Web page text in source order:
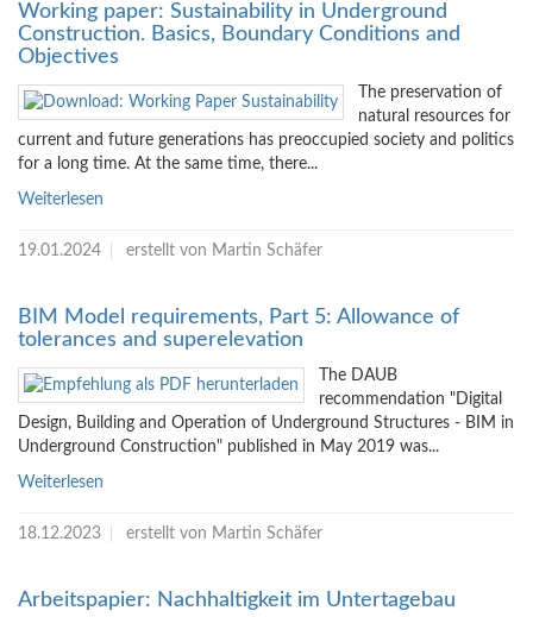
Working paper: Sustainability in Underground
Construction. Basics, Boundary Conditions and
Objectives
The preservation of
natural resources for
current and future generations has preoccupied society and politics
for a long time. At the same time, there...
Weiterlesen
19.01.2024 erstellt von Martin Schäfer
BIM Model requirements, Part 5: Allowance of
tolerances and superelevation
The DAUB
recommendation "Digital
Design, Building and Operation of Underground Structures - BIM in
Underground Construction" published in May 2019 was...
Weiterlesen
18.12.2023 erstellt von Martin Schäfer
Arbeitspapier: Nachhaltigkeit im Untertagebau